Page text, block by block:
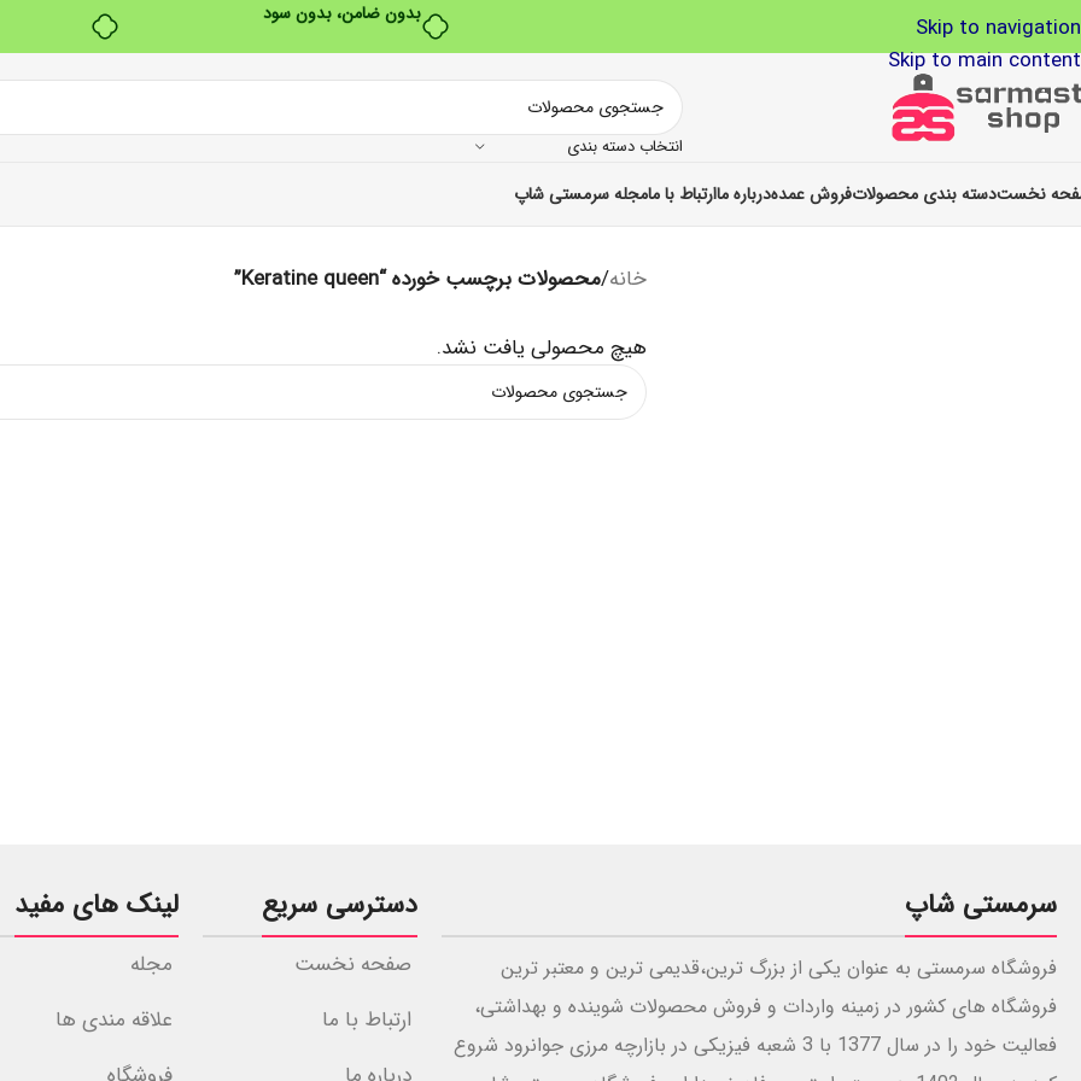
بدون ضامن، بدون سود
Skip to navigation
Skip to main content
انتخاب دسته بندی
نخستدسته بندی محصولاتفروش عمدهدرباره ماارتباط با مامجله سرمستی شاپ
خانه/محصولات برچسب خورده “Keratine queen”
هیچ محصولی یافت نشد.
سرمستی شاپ
فروشگاه سرمستی به عنوان یکی از بزرگ ترین،قدیمی ترین و معتبر ترین
فروشگاه های کشور در زمینه واردات و فروش محصولات شوینده و بهداشتی،
فعالیت خود را در سال 1377 با 3 شعبه فیزیکی در بازارچه مرزی جوانرود شروع
دسترسی سریع
صفحه نخست
ارتباط با ما
لینک های مفید
مجله
علاقه مندی ها